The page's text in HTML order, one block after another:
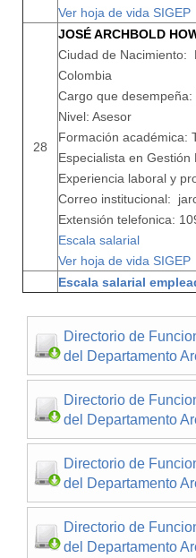
Ver hoja de vida SIGEP
28
JOSÉ ARCHBOLD
Ciudad de Nacimiento:
Colombia
Cargo que
Nivel: Asesor
Formación académica:
Especialista en
Experiencia laboral y
Correo institucional:
Extensión telefonica:
Escala salarial
Ver hoja de vida SIGEP
Escala salarial
Directorio de
del Departamento
Directorio de
del Departamento
Directorio de
del Departamento
Directorio de
del Departamento